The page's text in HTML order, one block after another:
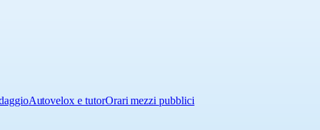
Autovelox e tutorOrari mezzi pubblici